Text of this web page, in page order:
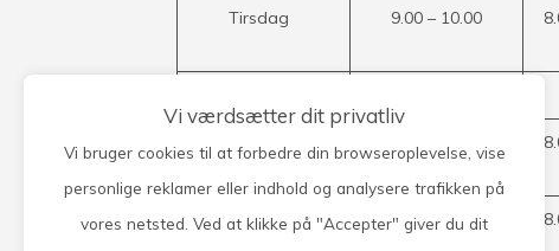
Tirsdag 9.00 – 10.00
Torsdag 9.00 – 10.00
Fredag 9.00 – 10.00
Vi værdsætter dit privatliv
Vi bruger cookies til at forbedre din browseroplevelse, vise
personlige reklamer eller indhold og analysere trafikken på
vores netsted. Ved at klikke på "Accepter" giver du dit